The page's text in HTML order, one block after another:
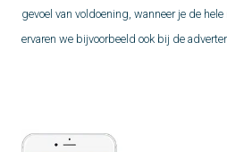
gevoel van voldoening, wanneer je de
ervaren we bijvoorbeeld ook bij de